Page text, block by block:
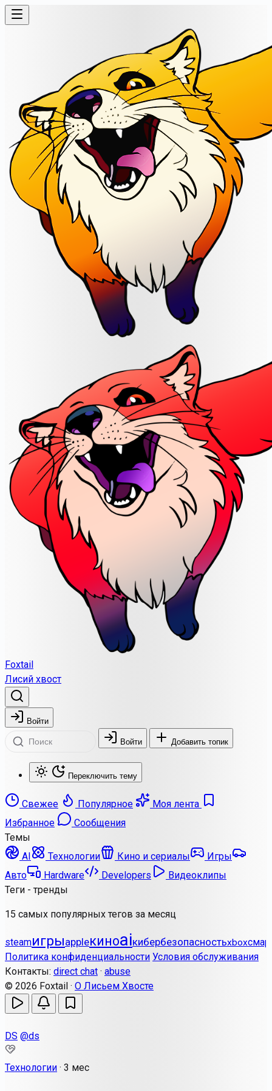
Foxtail
Лисий хвост
Войти
Войти Добавить топик
Переключить тему
Свежее Популярное
Моя лента
Избранное
Сообщения
Темы
AI
Технологии Кино и сериалы
Игры
Авто
Hardware Developers
Видеоклипы
Теги - тренды
15 самых популярных тегов за месяц
steamигрыappleкиноaiкибербезопасностьxbox
Политика конфиденциальности Условия обслуживания
Контакты: direct chat · abuse
© 2026 Foxtail · О Лисьем Хвосте
DS @ds
Технологии · 3 мес